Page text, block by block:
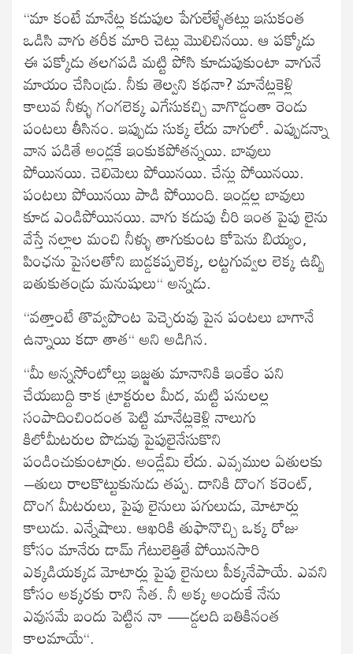
“మా కంటే మానేట్ల కడుపుల పేగులేళ్ళేతట్లు ఇసుకంత
ఒడిసి వాగు తరీక మారి చెట్లు మొలిచినయి. ఆ పక్కోడు
ఈ పక్కోడు తలగపడి మట్టి పోసి కూడుపుకుంటా వాగునే
మాయం చేసిండ్రు. నీకు తెల్వని కథనా? మానేట్లకెళ్లి
కాలువ నీళ్ళు గంగలెక్క ఎగేసుకచ్చి వాగొడ్డంతా రెండు
పంటలు తీసినం. ఇప్పుడు సుక్క లేదు వాగులో. ఎప్పుడన్నా
వాన పడితే అండ్లకే ఇంకుకపోతన్నయి. బావులు
పోయినయి. చెలిమెలు పోయినయి. చేన్లు పోయినయి.
పంటలు పోయినయి పాడి పోయింది. ఇండ్లల్ల బావులు
కూడ ఎండిపోయినయి. వాగు కడుపు చీరి ఇంత పైపు లైను
వేస్తే నల్లాల మంచి నీళ్ళు తాగుకుంట కోపెను బియ్యం,
పింఛను పైసలతోని బుడ్డకప్పలెక్క, లట్టగువ్వల లెక్క ఉబ్బి
బతుకుతండ్రు మనుషులు“ అన్నడు.
“వత్తాంటే తొవ్వపొంట పెచ్ఛెరువు పైన పంటలు బాగానే
ఉన్నాయి కదా తాత“ అని అడిగిన.
“మీ అన్నసోంటోల్లు ఇజ్జతు మానానికి ఇంకేం పని
చేయబుద్ది కాక ట్రాక్టరుల మీద, మట్టి పనులల్ల
సంపాదించిందంత పెట్టి మానేట్లకెళ్లి నాలుగు
కిలోమీటరుల పొడువు పైపులైనేసుకొని
పండించుకుంటార్రు. అండ్లేమి లేదు. ఎవ్సముల ఏతులకు
–తులు రాలకొట్టుకునుడు తప్ప. దానికి దొంగ కరెంట్,
దొంగ మీటరులు, పైపు లైనులు పగులుడు, మోటార్లు
కాలుడు. ఎన్నేషాలు. ఆఖరికి తుఫానొచ్చి ఒక్క రోజు
కోసం మానేరు డామ్ గేటులెత్తితే పోయినసారి
ఎక్కడియక్కడ మోటార్లు పైపు లైనులు పీక్కనేపాయే. ఎవని
కోసం అక్కరకు రాని సేత. నీ అక్క అందుకే నేను
ఎవుసమే బందు పెట్టిన నా —డ్డలది బతికినంత
కాలమాయే“.